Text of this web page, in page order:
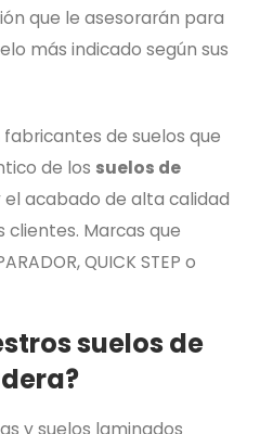
que le asesorarán para
más indicado según sus
de suelos que
de los suelos de
el acabado de alta calidad
clientes. Marcas que
QUICK STEP o
suelos de
?